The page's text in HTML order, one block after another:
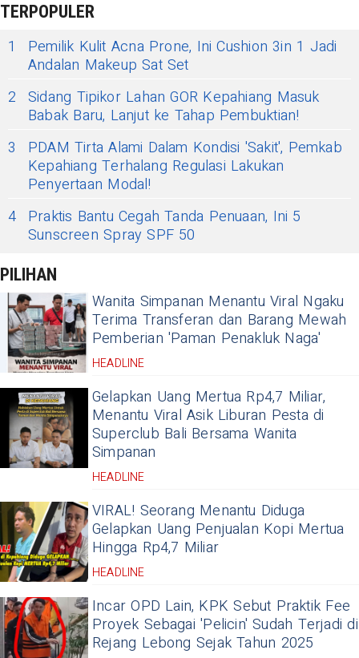
TERPOPULER
1
Pemilik Kulit Acna Prone, Ini Cushion 3in 1 Jadi
Andalan Makeup Sat Set
2 Sidang Tipikor Lahan GOR Kepahiang Masuk
Babak Baru, Lanjut ke Tahap Pembuktian!
3
PDAM Tirta Alami Dalam Kondisi 'Sakit', Pemkab
Kepahiang Terhalang Regulasi Lakukan
Penyertaan Modal!
4 Praktis Bantu Cegah Tanda Penuaan, Ini 5
Sunscreen Spray SPF 50
PILIHAN
Wanita Simpanan Menantu Viral Ngaku
Terima Transferan dan Barang Mewah
Pemberian 'Paman Penakluk Naga'
HEADLINE
Gelapkan Uang Mertua Rp4,7 Miliar,
Menantu Viral Asik Liburan Pesta di
Superclub Bali Bersama Wanita
Simpanan
HEADLINE
VIRAL! Seorang Menantu Diduga
Gelapkan Uang Penjualan Kopi Mertua
Hingga Rp4,7 Miliar
HEADLINE
Incar OPD Lain, KPK Sebut Praktik Fee
Proyek Sebagai 'Pelicin' Sudah Terjadi di
Rejang Lebong Sejak Tahun 2025